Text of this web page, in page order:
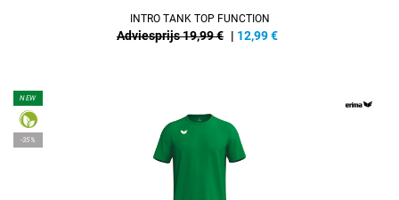
INTRO TANK TOP FUNCTION
Adviesprijs 19,99 € | 12,99€
NEW
-35%